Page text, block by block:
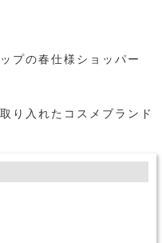
プの春仕様ショッパー
り入れたコスメブランド